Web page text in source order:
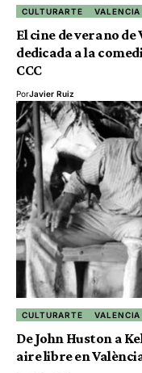
CULTURARTE
El cine de verano
dedicada a la
CCC
PorJavier Ruiz
CULTURARTE
De John Huston a
aire libre en